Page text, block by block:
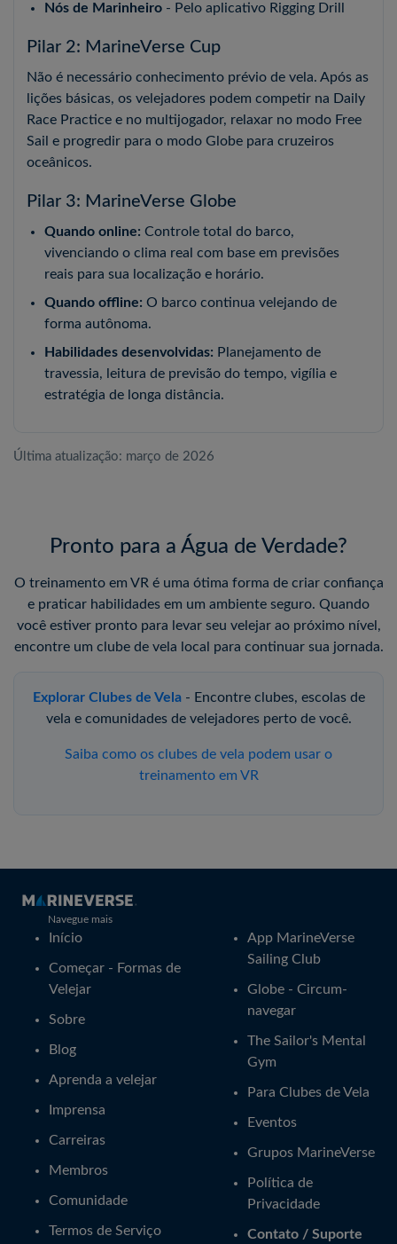
Nós de Marinheiro - Pelo aplicativo Rigging Drill
Pilar 2: MarineVerse Cup
Não é necessário conhecimento prévio de vela. Após as
lições básicas, os velejadores podem competir na Daily
Race Practice e no multijogador, relaxar no modo Free
Sail e progredir para o modo Globe para cruzeiros
oceânicos.
Pilar 3: MarineVerse Globe
Quando online: Controle total do barco,
vivenciando o clima real com base em previsões
reais para sua localização e horário.
Quando offline: O barco continua velejando de
forma autônoma.
Habilidades desenvolvidas: Planejamento de
travessia, leitura de previsão do tempo, vigília e
estratégia de longa distância.
Última atualização: março de 2026
Pronto para a Água de Verdade?
O treinamento em VR é uma ótima forma de criar confiança
e praticar habilidades em um ambiente seguro. Quando
você estiver pronto para levar seu velejar ao próximo nível,
encontre um clube de vela local para continuar sua jornada.
Explorar Clubes de Vela - Encontre clubes, escolas de
vela e comunidades de velejadores perto de você.
Saiba como os clubes de vela podem usar o
treinamento em VR
Navegue mais
Início
Começar - Formas de
Velejar
Sobre
Blog
Aprenda a velejar
Imprensa
Carreiras
Membros
Comunidade
Termos de Serviço
App MarineVerse
Sailing Club
Globe - Circum-
navegar
The Sailor's Mental
Gym
Para Clubes de Vela
Eventos
Grupos MarineVerse
Política de
Privacidade
Contato / Suporte